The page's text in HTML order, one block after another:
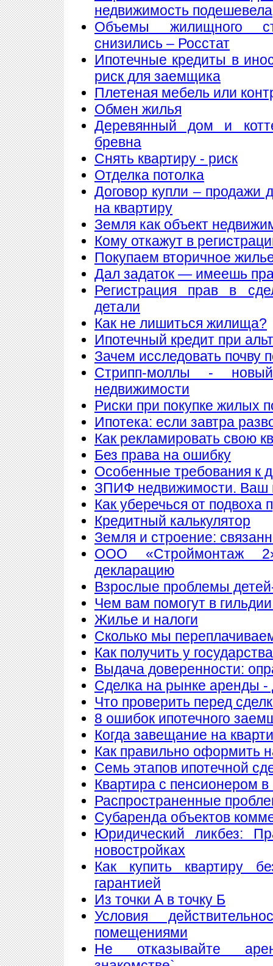
недвижимость подешевела
Объемы жилищного
снизились – Росстат
Ипотечные кредиты в
риск для заемщика
Плетеная мебель или
Обмен жилья
Деревянный дом и
бревна
Снять квартиру - риск
Отделка потолка
Договор купли – продажи
на квартиру
Земля как объект
Кому откажут в
Покупаем вторичное
Дал задаток — имеешь
Регистрация прав в
детали
Как не лишиться жилища?
Ипотечный кредит при
Зачем исследовать почву
Стрипп-моллы -
недвижимости
Риски при покупке жилых
Ипотека: если завтра
Как рекламировать свою
Без права на ошибку
Особенные требования к
ЗПИФ недвижимости. Ваш
Как уберечься от подвоха
Кредитный калькулятор
Земля и строение:
ООО «Строймонтаж
декларацию
Взрослые проблемы
Чем вам помогут в
Жилье и налоги
Сколько мы
Как получить у
Выдача доверенности:
Сделка на рынке аренды -
Что проверить перед
8 ошибок ипотечного
Когда завещание на
Как правильно оформить
Семь этапов ипотечной
Квартира с пенсионером в
Распространенные
Субаренда объектов
Юридический ликбез:
новостройках
Как купить квартиру
гарантией
Из точки А в точку Б
Условия
помещениями
Не отказывайте